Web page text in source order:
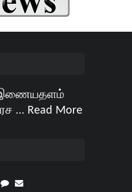
... Read More